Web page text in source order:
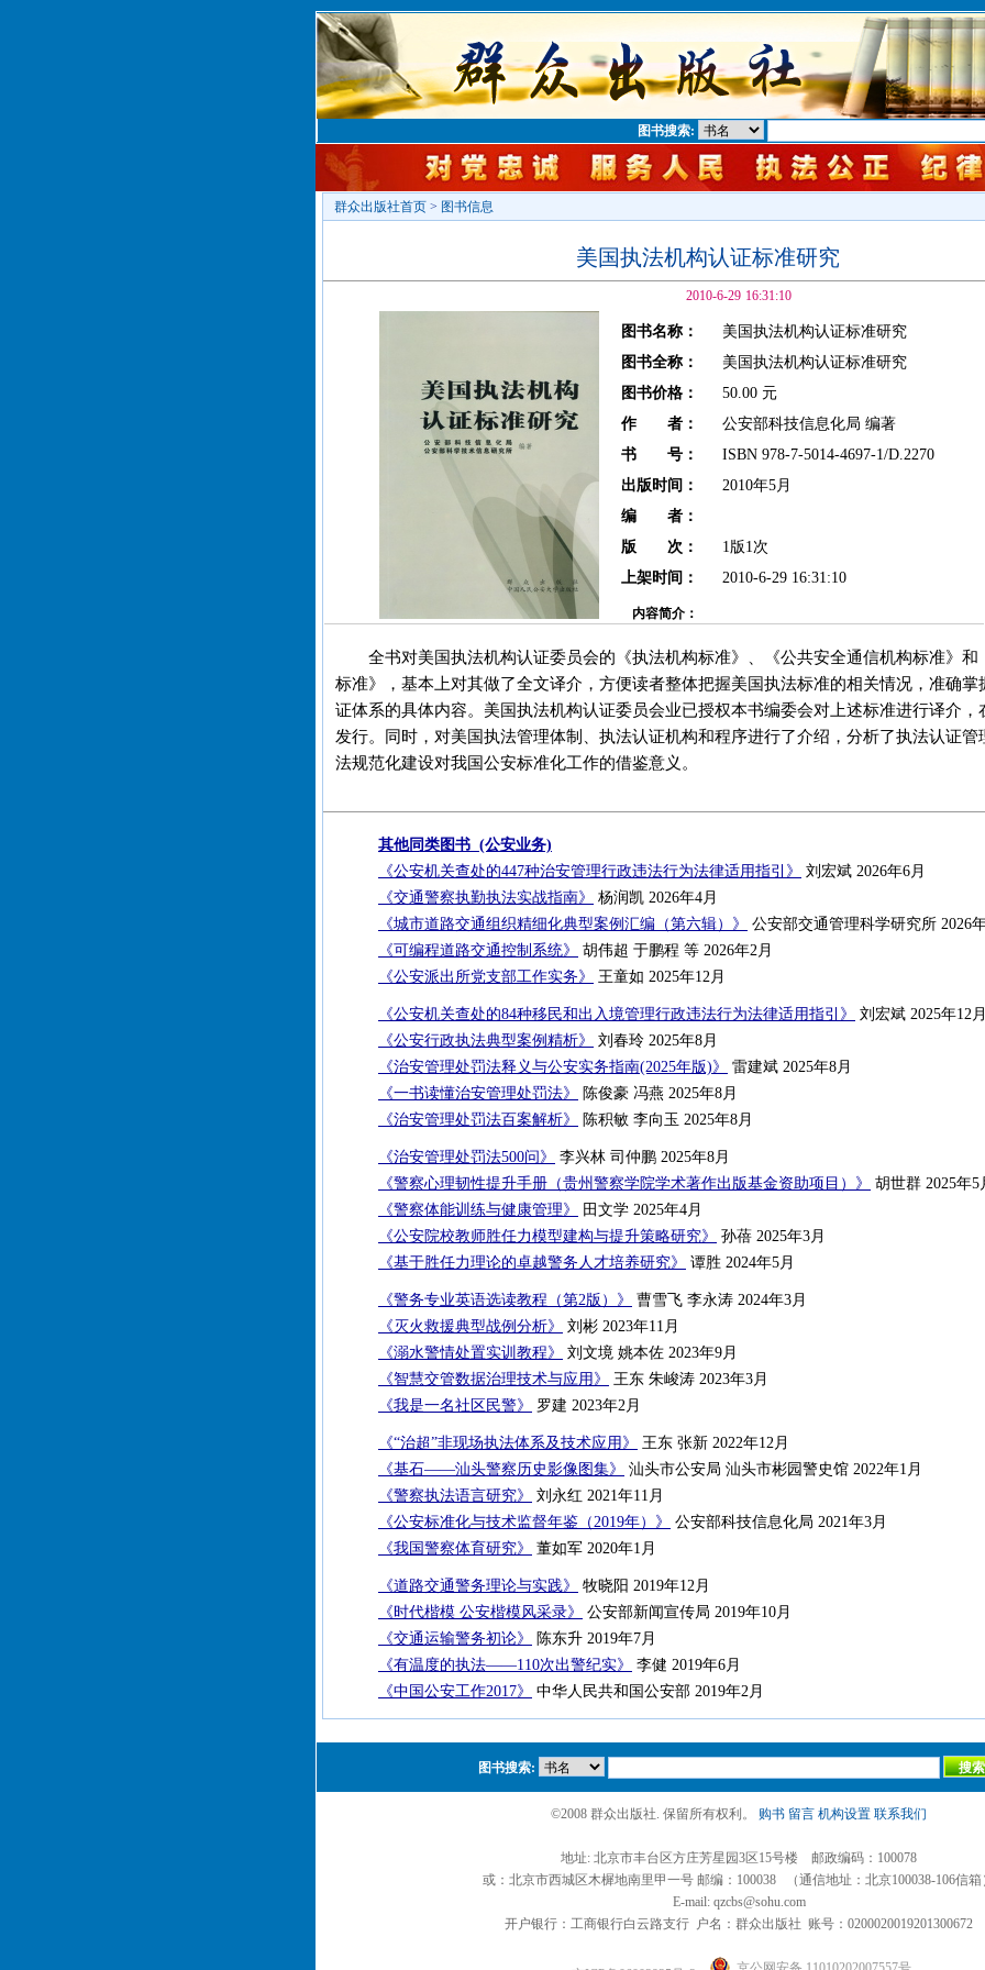
图书搜索:
群众出版社首页 > 图书信息
美国执法机构认证标准研究
2010-6-29 16:31:10
图书名称：
美国执法机构认证标准研究
图书全称：
美国执法机构认证标准研究
图书价格：
50.00 元
作 者：
公安部科技信息化局 编著
书 号：
ISBN 978-7-5014-4697-1/D.2270
出版时间：
2010年5月
编 者：
版 次：
1版1次
上架时间：
2010-6-29 16:31:10
内容简介：
全书对美国执法机构认证委员会的《执法机构标准》、《公共安全通信机构标准》和
标准》，基本上对其做了全文译介，方便读者整体把握美国执法标准的相关情况，准确掌
证体系的具体内容。美国执法机构认证委员会业已授权本书编委会对上述标准进行译介，
发行。同时，对美国执法管理体制、执法认证机构和程序进行了介绍，分析了执法认证管
法规范化建设对我国公安标准化工作的借鉴意义。
其他同类图书 (公安业务)
《公安机关查处的447种治安管理行政违法行为法律适用指引》
刘宏斌 2026年6月
《交通警察执勤执法实战指南》
杨润凯 2026年4月
《城市道路交通组织精细化典型案例汇编（第六辑）》
公安部交通管理科学研究所 2026
《可编程道路交通控制系统》
胡伟超 于鹏程 等 2026年2月
《公安派出所党支部工作实务》
王童如 2025年12月
《公安机关查处的84种移民和出入境管理行政违法行为法律适用指引》
刘宏斌 2025年12
《公安行政执法典型案例精析》
刘春玲 2025年8月
《治安管理处罚法释义与公安实务指南(2025年版)》
雷建斌 2025年8月
《一书读懂治安管理处罚法》
陈俊豪 冯燕 2025年8月
《治安管理处罚法百案解析》
陈积敏 李向玉 2025年8月
《治安管理处罚法500问》
李兴林 司仲鹏 2025年8月
《警察心理韧性提升手册（贵州警察学院学术著作出版基金资助项目）》
胡世群 2025年5
《警察体能训练与健康管理》
田文学 2025年4月
《公安院校教师胜任力模型建构与提升策略研究》
孙蓓 2025年3月
《基于胜任力理论的卓越警务人才培养研究》
谭胜 2024年5月
《警务专业英语选读教程（第2版）》
曹雪飞 李永涛 2024年3月
《灭火救援典型战例分析》
刘彬 2023年11月
《溺水警情处置实训教程》
刘文境 姚本佐 2023年9月
《智慧交管数据治理技术与应用》
王东 朱峻涛 2023年3月
《我是一名社区民警》
罗建 2023年2月
《“治超”非现场执法体系及技术应用》
王东 张新 2022年12月
《基石——汕头警察历史影像图集》
汕头市公安局 汕头市彬园警史馆 2022年1月
《警察执法语言研究》
刘永红 2021年11月
《公安标准化与技术监督年鉴（2019年）》
公安部科技信息化局 2021年3月
《我国警察体育研究》
董如军 2020年1月
《道路交通警务理论与实践》
牧晓阳 2019年12月
《时代楷模 公安楷模风采录》
公安部新闻宣传局 2019年10月
《交通运输警务初论》
陈东升 2019年7月
《有温度的执法——110次出警纪实》
李健 2019年6月
《中国公安工作2017》
中华人民共和国公安部 2019年2月
图书搜索:
©2008 群众出版社. 保留所有权利。 购书 留言 机构设置 联系我们
地址: 北京市丰台区方庄芳星园3区15号楼 邮政编码：100078
或：北京市西城区木樨地南里甲一号 邮编：100038 （通信地址：北京100038-106信箱
E-mail: qzcbs@sohu.com
开户银行：工商银行白云路支行 户名：群众出版社 账号：0200020019201300672